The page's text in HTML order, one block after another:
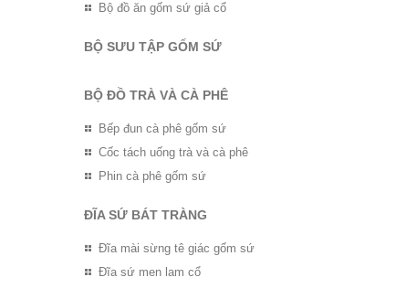
Bộ đồ ăn gốm sứ giả cổ
BỘ SƯU TẬP GỐM SỨ
BỘ ĐỒ TRÀ VÀ CÀ PHÊ
Bếp đun cà phê gốm sứ
Cốc tách uống trà và cà phê
Phin cà phê gốm sứ
ĐĨA SỨ BÁT TRÀNG
Đĩa mài sừng tê giác gốm sứ
Đĩa sứ men lam cổ